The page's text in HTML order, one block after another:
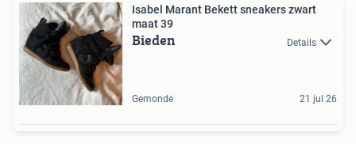
Isabel Marant Bekett sneakers zwart
maat 39
Bieden Details
Gemonde 21 jul 26